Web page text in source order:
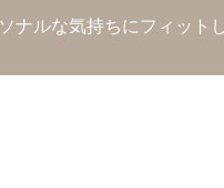
ルな気持ちにフィット